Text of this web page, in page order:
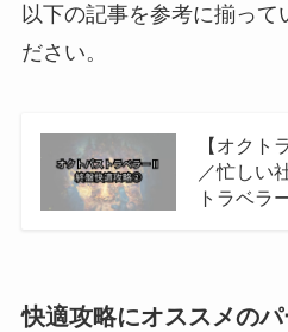
以下の記事を参考に揃って
ださい。
【オク
／忙しい
トラベラ
快適攻略にオススメのパ